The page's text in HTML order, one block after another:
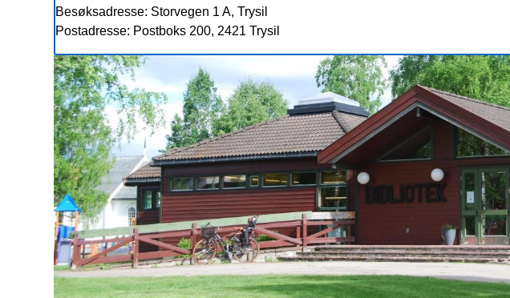
Besøksadresse: Storvegen 1 A, Trysil
Postadresse: Postboks 200, 2421 Trysil